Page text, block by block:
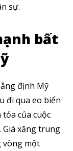
cần thiết trong
sự.
bất
định Mỹ
đi qua eo biển
của cuộc
xăng trung
vòng một